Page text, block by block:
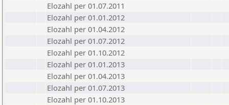
Elozahl per 01.07.2011
Elozahl per 01.01.2012
Elozahl per 01.04.2012
Elozahl per 01.07.2012
Elozahl per 01.10.2012
Elozahl per 01.01.2013
Elozahl per 01.04.2013
Elozahl per 01.07.2013
Elozahl per 01.10.2013